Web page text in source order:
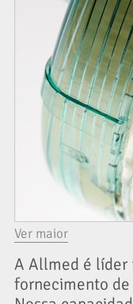
Ver maior
A Allmed é líder
fornecimento